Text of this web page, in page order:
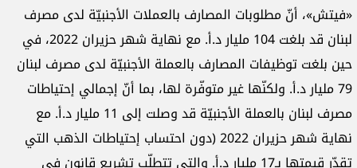
«فيتش»، أنّ مطلوبات المصارف بالعملات الأجنبيّة لدى مصرف
لبنان قد بلغت 104 مليار د.أ. مع نهاية شهر حزيران 2022، في
حين بلغت توظيفات المصارف بالعملة الأجنبيّة لدى مصرف لبنان
79 مليار د.أ. ولكنّها غير متوفّرة لها، بما أنّ إجمالي إحتياطات
مصرف لبنان بالعملة الأجنبيّة قد وصلت إلى 11 مليار د.أ. مع
نهاية شهر حزيران 2022 (دون احتساب إحتياطات الذهب التي
تقدّر قيمتها بـ17 مليار د.أ. والتي تتطلّب تشريع قانون في